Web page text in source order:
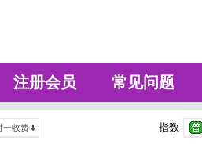
注册会员 常见问题
一收费 指数